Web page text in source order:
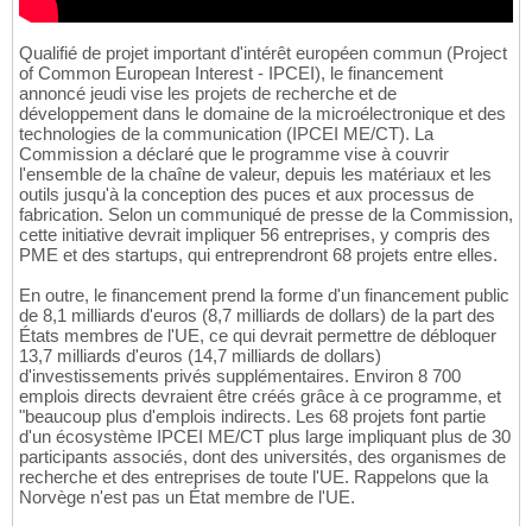
Qualifié de projet important d'intérêt européen commun (Project
of Common European Interest - IPCEI), le financement
annoncé jeudi vise les projets de recherche et de
développement dans le domaine de la microélectronique et des
technologies de la communication (IPCEI ME/CT). La
Commission a déclaré que le programme vise à couvrir
l'ensemble de la chaîne de valeur, depuis les matériaux et les
outils jusqu'à la conception des puces et aux processus de
fabrication. Selon un communiqué de presse de la Commission,
cette initiative devrait impliquer 56 entreprises, y compris des
PME et des startups, qui entreprendront 68 projets entre elles.
En outre, le financement prend la forme d'un financement public
de 8,1 milliards d'euros (8,7 milliards de dollars) de la part des
États membres de l'UE, ce qui devrait permettre de débloquer
13,7 milliards d'euros (14,7 milliards de dollars)
d'investissements privés supplémentaires. Environ 8 700
emplois directs devraient être créés grâce à ce programme, et
"beaucoup plus d'emplois indirects. Les 68 projets font partie
d'un écosystème IPCEI ME/CT plus large impliquant plus de 30
participants associés, dont des universités, des organismes de
recherche et des entreprises de toute l'UE. Rappelons que la
Norvège n'est pas un État membre de l'UE.